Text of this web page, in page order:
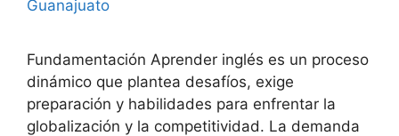
Guanajuato
Fundamentación Aprender inglés es un proceso
dinámico que plantea desafíos, exige
preparación y habilidades para enfrentar la
globalización y la competitividad. La demanda